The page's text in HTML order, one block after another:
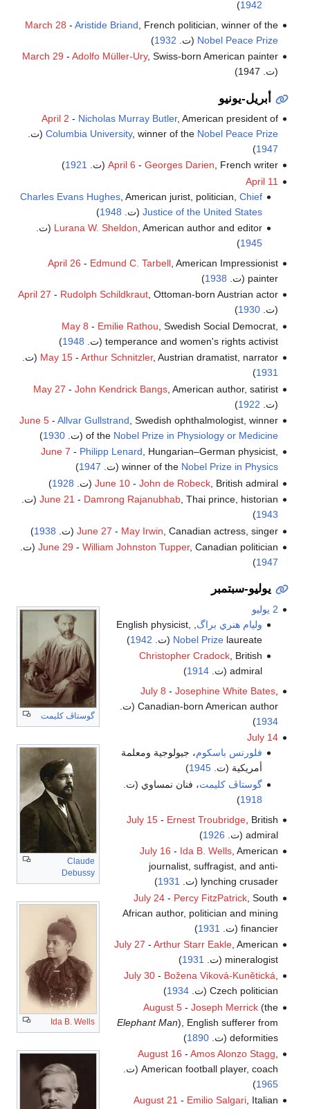
1942
)
March 28 - Aristide Briand , French politician, winner of the
Nobel Peace Prize (ت. 1932
)
March 29 - Adolfo Müller-Ury, Swiss-born American painter
(ت. 1947)
أبريل-يونيو
April 2 - Nicholas Murray Butler, American president of
Columbia University, winner of the Nobel Peace Prize
(ت.
1947
)
April 6 - Georges Darien, French writer (ت. 1921
)
April 11
Charles Evans Hughes , American jurist, politician,Chief
Justice of the United States(ت. 1948
)
Lurana W. Sheldon , American author and editor (ت.
1945
)
April 26 - Edmund C. Tarbell, American Impressionist
painter (ت.
1938
)
April 27 - Rudolph Schildkraut, Ottoman-born Austrian actor
(ت.1930
)
May 8 - Emilie Rathou , Swedish Social Democrat,
temperance and women's rights activist (ت.
1948
)
May 15- Arthur Schnitzler, Austrian dramatist, narrator (ت.
1931
)
May 27 - John Kendrick Bangs, American author, satirist
(ت. 1922
)
June 5- Allvar Gullstrand , Swedish ophthalmologist, winner
of the Nobel Prize in Physiology or Medicine (ت.1930
)
June 7 - Philipp Lenard, Hungarian–German physicist,
winner of the Nobel Prize in Physics (ت. 1947
)
June 10- John de Robeck, British admiral (ت. 1928
)
June 21 - Damrong Rajanubhab, Thai prince, historian (ت.
1943
)
June 27 - May Irwin , Canadian actress, singer (ت. 1938
)
June 29 - William Johnston Tupper, Canadian politician (ت.
1947
)
يوليو-سبتمبر
گوستاڤ كليمت
Claude
Debussy
Ida B. Wells
2 يوليو
وليام هنري براگ
Nobel Prize laureate (ت. 1942
)
Christopher Cradock , British
admiral (ت.
1914
)
July 8 - Josephine White Bates,
Canadian-born American author (ت.
1934
)
July 14
فلورنس باسكوم، جيولوجية ومعلمة
أمريكية (ت. 1945
)
گوستاڤ كليمت، فنان نمساوي (ت.
1918
)
July 15- Ernest Troubridge, British
admiral (ت.
1926
)
July 16 - Ida B. Wells, American
journalist, suffragist, and anti-
lynching crusader (ت.
1931
)
July 24- Percy FitzPatrick, South
African author, politician and mining
financier (ت.
1931
)
July 27 - Arthur Starr Eakle, American
mineralogist (ت.
1931
)
July 30- Božena Viková-Kunětická,
Czech politician (ت.
1934
)
August 5- Joseph Merrick(the
Elephant Man), English sufferer from
deformities (ت.
1890
)
August 16 - Amos Alonzo Stagg
American football player, coach (ت.
1965
)
August 21 - Emilio Salgari, Italian